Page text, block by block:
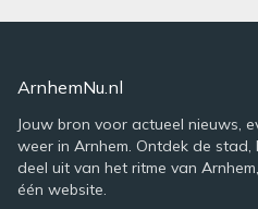
ArnhemNu.nl
Jouw bron voor actueel nieuws,
weer in Arnhem. Ontdek de
deel uit van het ritme van
één website.